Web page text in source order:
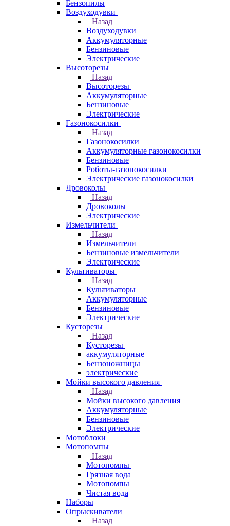
Бензопилы
Воздуходувки
Назад
Воздуходувки
Аккумуляторные
Бензиновые
Электрические
Высоторезы
Назад
Высоторезы
Аккумуляторные
Бензиновые
Электрические
Газонокосилки
Назад
Газонокосилки
Аккумуляторные газонокосилки
Бензиновые
Роботы-газонокосилки
Электрические газонокосилки
Дровоколы
Назад
Дровоколы
Электрические
Измельчители
Назад
Измельчители
Бензиновые измельчители
Электрические
Культиваторы
Назад
Культиваторы
Аккумуляторные
Бензиновые
Электрические
Кусторезы
Назад
Кусторезы
аккумуляторные
Бензоножницы
электрические
Мойки высокого давления
Назад
Мойки высокого давления
Аккумуляторные
Бензиновые
Электрические
Мотоблоки
Мотопомпы
Назад
Мотопомпы
Грязная вода
Мотопомпы
Чистая вода
Наборы
Опрыскиватели
Назад